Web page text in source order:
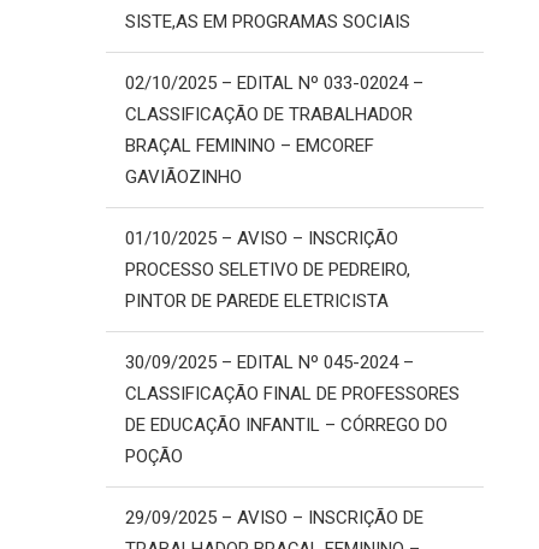
SISTE,AS EM PROGRAMAS SOCIAIS
02/10/2025 – EDITAL Nº 033-02024 –
CLASSIFICAÇÃO DE TRABALHADOR
BRAÇAL FEMININO – EMCOREF
GAVIÃOZINHO
01/10/2025 – AVISO – INSCRIÇÃO
PROCESSO SELETIVO DE PEDREIRO,
PINTOR DE PAREDE ELETRICISTA
30/09/2025 – EDITAL Nº 045-2024 –
CLASSIFICAÇÃO FINAL DE PROFESSORES
DE EDUCAÇÃO INFANTIL – CÓRREGO DO
POÇÃO
29/09/2025 – AVISO – INSCRIÇÃO DE